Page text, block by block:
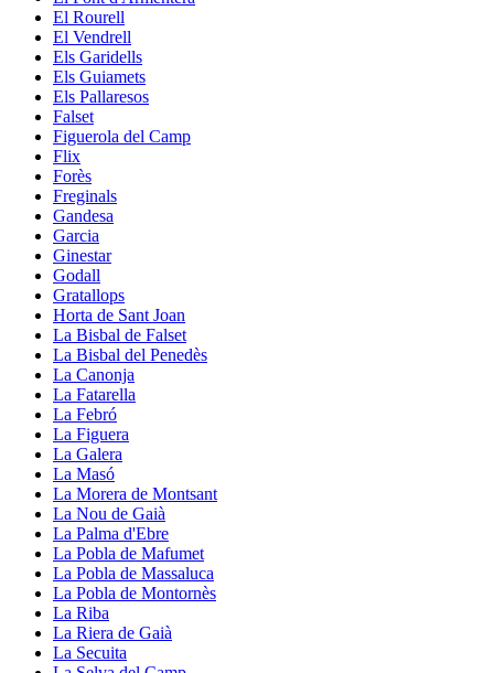
El Rourell
El Vendrell
Els Garidells
Els Guiamets
Els Pallaresos
Falset
Figuerola del Camp
Flix
Forès
Freginals
Gandesa
Garcia
Ginestar
Godall
Gratallops
Horta de Sant Joan
La Bisbal de Falset
La Bisbal del Penedès
La Canonja
La Fatarella
La Febró
La Figuera
La Galera
La Masó
La Morera de Montsant
La Nou de Gaià
La Palma d'Ebre
La Pobla de Mafumet
La Pobla de Massaluca
La Pobla de Montornès
La Riba
La Riera de Gaià
La Secuita